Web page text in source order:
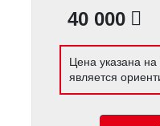
40 000
Цена указана
является